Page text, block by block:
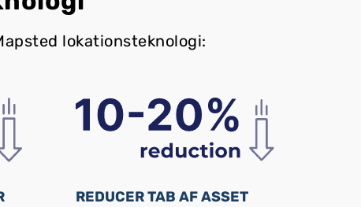
lokationsteknologi:
REDUCER TAB AF ASSET